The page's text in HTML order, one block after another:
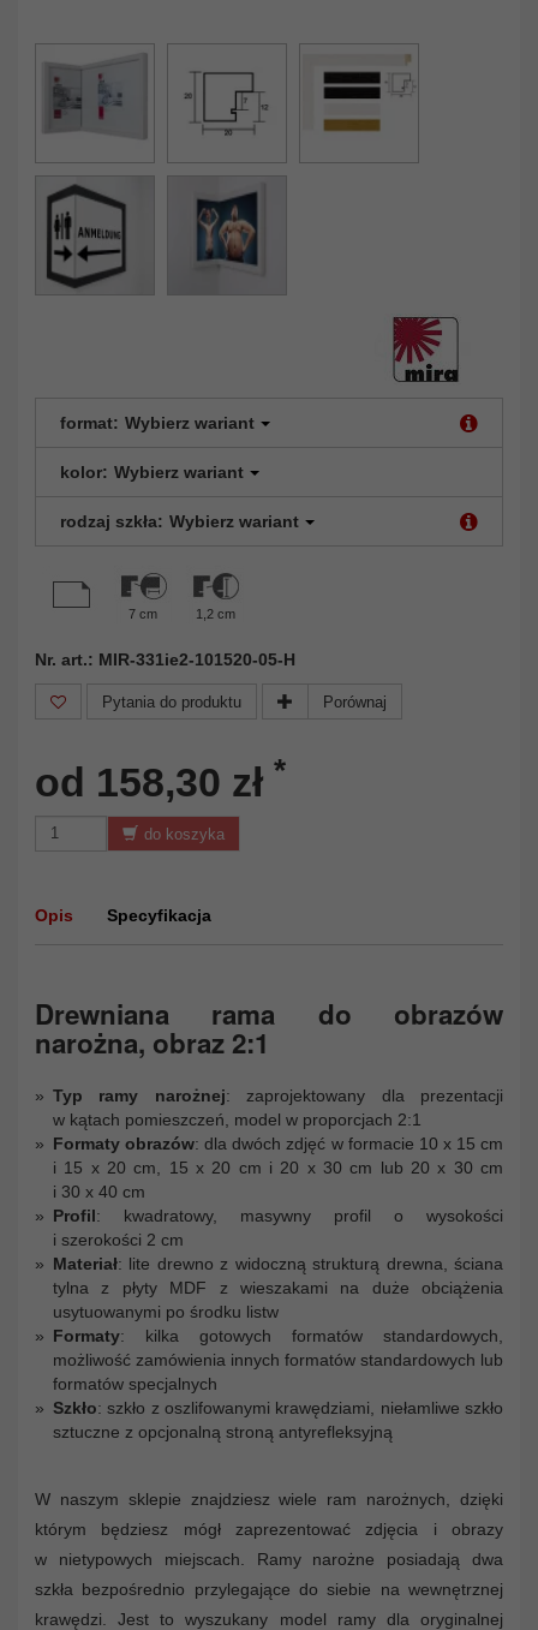
format: Wybierz wariant
kolor: Wybierz wariant
rodzaj szkła: Wybierz wariant
7 cm 1,2 cm
Nr. art.: MIR-331ie2-101520-05-H
Pytania do produktu Porównaj
od 158,30 zł *
do koszyka
Opis Specyfikacja
Drewniana rama do obrazów
narożna, obraz 2:1
Typ ramy narożnej: zaprojektowany dla prezentacji
w kątach pomieszczeń, model w proporcjach 2:1
Formaty obrazów: dla dwóch zdjęć w formacie 10 x 15 cm
i 15 x 20 cm, 15 x 20 cm i 20 x 30 cm lub 20 x 30 cm
i 30 x 40 cm
Profil: kwadratowy, masywny profil o wysokości
i szerokości 2 cm
Materiał: lite drewno z widoczną strukturą drewna, ściana
tylna z płyty MDF z wieszakami na duże obciążenia
usytuowanymi po środku listw
Formaty: kilka gotowych formatów standardowych,
możliwość zamówienia innych formatów standardowych lub
formatów specjalnych
Szkło: szkło z oszlifowanymi krawędziami, niełamliwe szkło
sztuczne z opcjonalną stroną antyrefleksyjną
W naszym sklepie znajdziesz wiele ram narożnych, dzięki
którym będziesz mógł zaprezentować zdjęcia i obrazy
w nietypowych miejscach. Ramy narożne posiadają dwa
szkła bezpośrednio przylegające do siebie na wewnętrznej
krawędzi. Jest to wyszukany model ramy dla oryginalnej